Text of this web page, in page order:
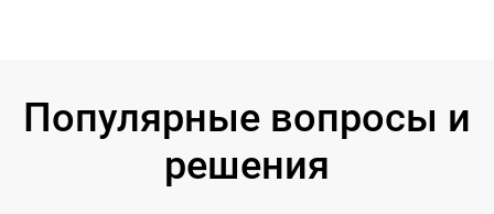
Популярные вопросы и
решения